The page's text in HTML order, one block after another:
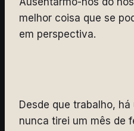
melhor coisa que se
em perspectiva.
Desde que trabalho,
nunca tirei um mês de